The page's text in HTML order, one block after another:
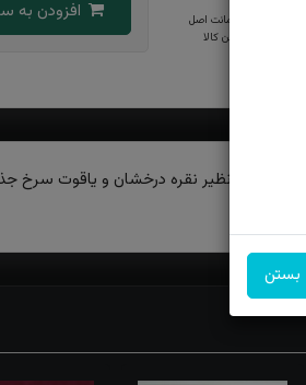
ضمانت اصل
بودن کالا
ترکیب بی‌نظیر نقره درخشان و یاقوت سرخ
بستن